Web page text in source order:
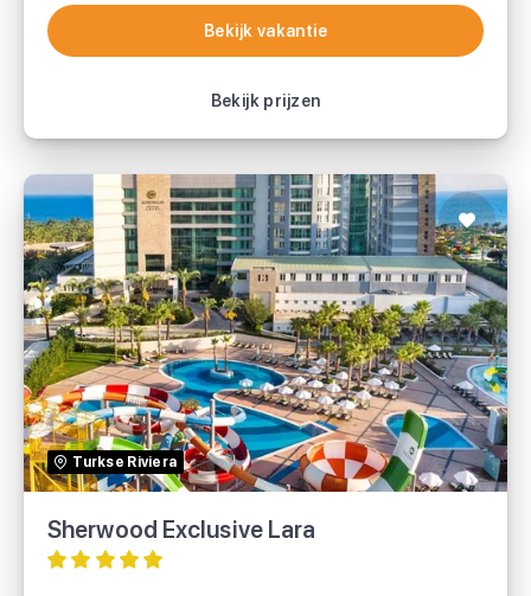
Bekijk vakantie
Bekijk prijzen
Bekijk vakantie
Turkse Riviera
Sherwood Exclusive Lara
Sherwood Exclusive Lara
TUI